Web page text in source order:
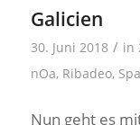
Galicien
30. Juni 2018 / in
nOa, Ribadeo,
Nun geht es